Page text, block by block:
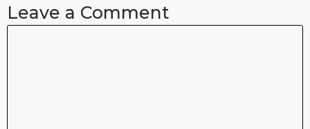
Leave a Comment